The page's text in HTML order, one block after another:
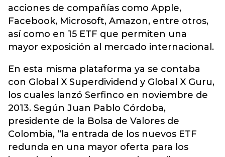
acciones de compañías como Apple,
Facebook, Microsoft, Amazon, entre otros,
así como en 15 ETF que permiten una
mayor exposición al mercado internacional.
En esta misma plataforma ya se contaba
con Global X Superdividend y Global X Guru,
los cuales lanzó Serfinco en noviembre de
2013. Según Juan Pablo Córdoba,
presidente de la Bolsa de Valores de
Colombia, “la entrada de los nuevos ETF
redunda en una mayor oferta para los